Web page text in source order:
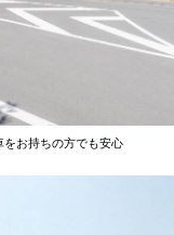
お持ちの方でも安心